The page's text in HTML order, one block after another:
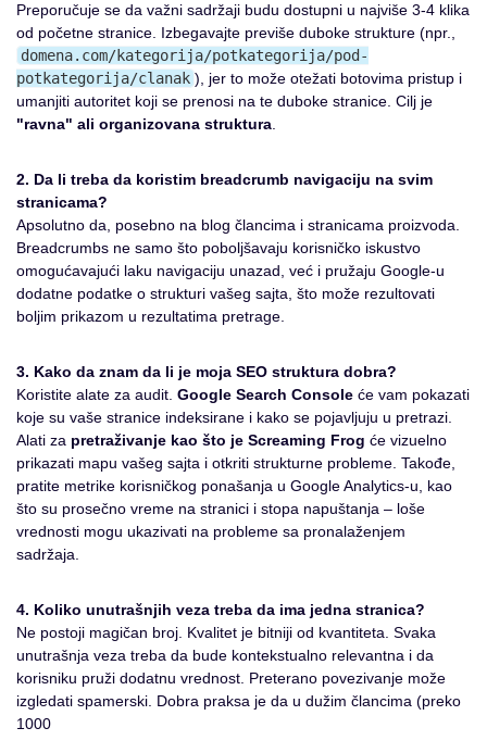
Preporučuje se da važni sadržaji budu dostupni u najviše 3-4 klika
od početne stranice. Izbegavajte previše duboke strukture (npr.,
domena.com/kategorija/potkategorija/pod-
potkategorija/clanak ), jer to može otežati botovima pristup i
umanjiti autoritet koji se prenosi na te duboke stranice. Cilj je
"ravna" ali organizovana struktura
2. Da li treba da koristim breadcrumb navigaciju na svim
stranicama?
Apsolutno da, posebno na blog člancima i stranicama proizvoda.
Breadcrumbs ne samo što poboljšavaju korisničko iskustvo
omogućavajući laku navigaciju unazad, već i pružaju Google-u
dodatne podatke o strukturi vašeg sajta, što može rezultovati
boljim prikazom u rezultatima pretrage.
3. Kako da znam da li je moja SEO struktura dobra?
Koristite alate za audit. Google Search Console će vam pokazati
koje su vaše stranice indeksirane i kako se pojavljuju u pretrazi.
Alati za pretraživanje kao što je Screaming Frog će vizuelno
prikazati mapu vašeg sajta i otkriti strukturne probleme. Takođe,
pratite metrike korisničkog ponašanja u Google Analytics-u, kao
što su prosečno vreme na stranici i stopa napuštanja – loše
vrednosti mogu ukazivati na probleme sa pronalaženjem
sadržaja.
4. Koliko unutrašnjih veza treba da ima jedna stranica?
Ne postoji magičan broj. Kvalitet je bitniji od kvantiteta. Svaka
unutrašnja veza treba da bude kontekstualno relevantna i da
korisniku pruži dodatnu vrednost. Preterano povezivanje može
izgledati spamerski. Dobra praksa je da u dužim člancima (preko
1000